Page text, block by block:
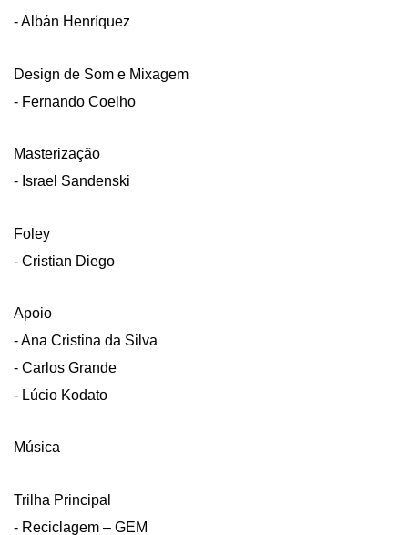
- Albán Henríquez
Design de Som e Mixagem
- Fernando Coelho
Masterização
- Israel Sandenski
Foley
- Cristian Diego
Apoio
- Ana Cristina da Silva
- Carlos Grande
- Lúcio Kodato
Música
Trilha Principal
- Reciclagem – GEM